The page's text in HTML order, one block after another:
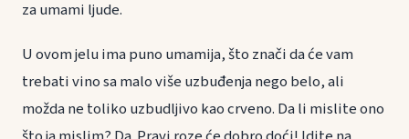
za umami ljude.
U ovom jelu ima puno umamija, što znači da će vam
trebati vino sa malo više uzbuđenja nego belo, ali
možda ne toliko uzbudljivo kao crveno. Da li mislite ono